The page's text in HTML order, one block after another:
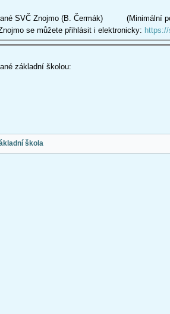
SVČ Znojmo (B. Čermák) (Minimální
se můžete přihlásit i elektronicky:
základní školou:
škola